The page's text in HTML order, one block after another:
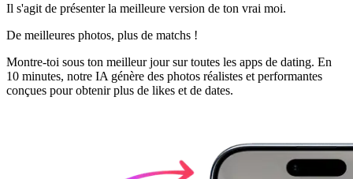
Il s'agit de présenter la meilleure version de ton vrai moi.
De meilleures photos, plus de matchs !
Montre-toi sous ton meilleur jour sur toutes les apps de dating. En
10 minutes, notre IA génère des photos réalistes et performantes
conçues pour obtenir plus de likes et de dates.